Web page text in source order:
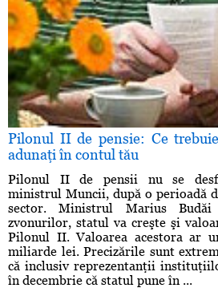
Pilonul II de pensie: Ce
adunaţi în contul tău
Pilonul II de pensii nu se
ministrul Muncii, după o perioadă
sector. Ministrul Marius
zvonurilor, statul va creşte şi
Pilonul II. Valoarea acestora ar
miliarde lei. Precizările sunt
că inclusiv reprezentanţii
în decembrie că statul pune în ...